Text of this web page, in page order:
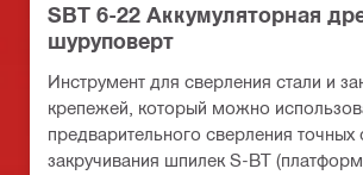
SBT 6-22 Аккумуляторная
шуруповерт
Инструмент для сверления стали и
крепежей, который можно
предварительного сверления точных
закручивания шпилек S-BT